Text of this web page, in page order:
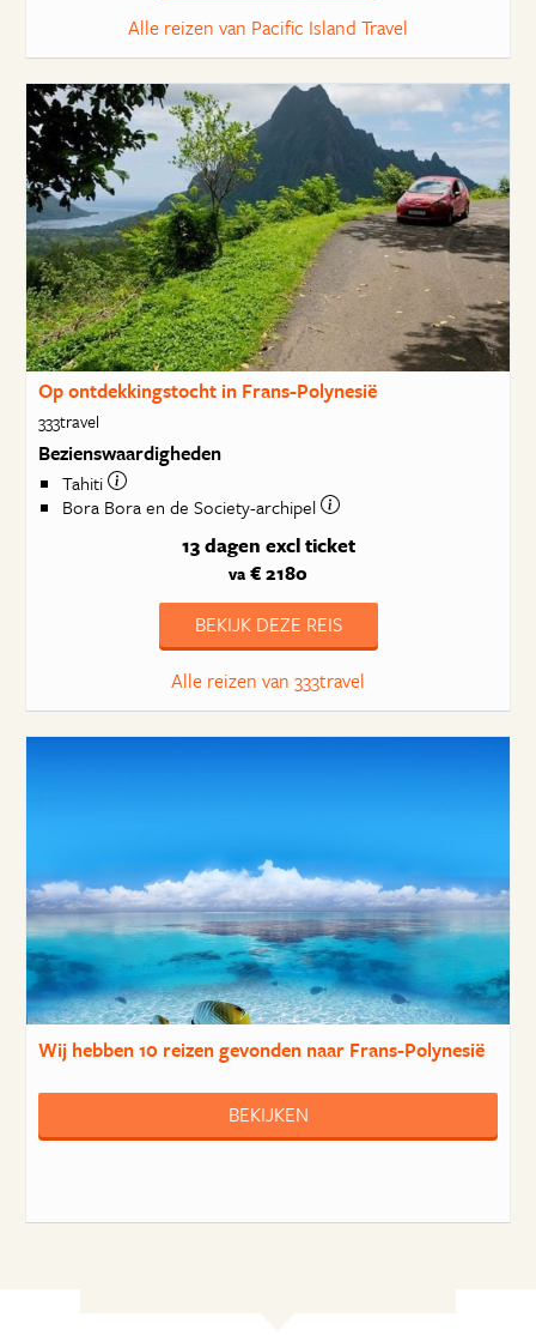
Alle reizen van Pacific Island Travel
Op ontdekkingstocht in Frans-Polynesië
333travel
Bezienswaardigheden
Tahiti
Bora Bora en de Society-archipel
13 dagen excl ticket
va € 2180
BEKIJK DEZE REIS
Alle reizen van 333travel
Wij hebben10 reizengevonden naar Frans-Polynesië
BEKIJKEN